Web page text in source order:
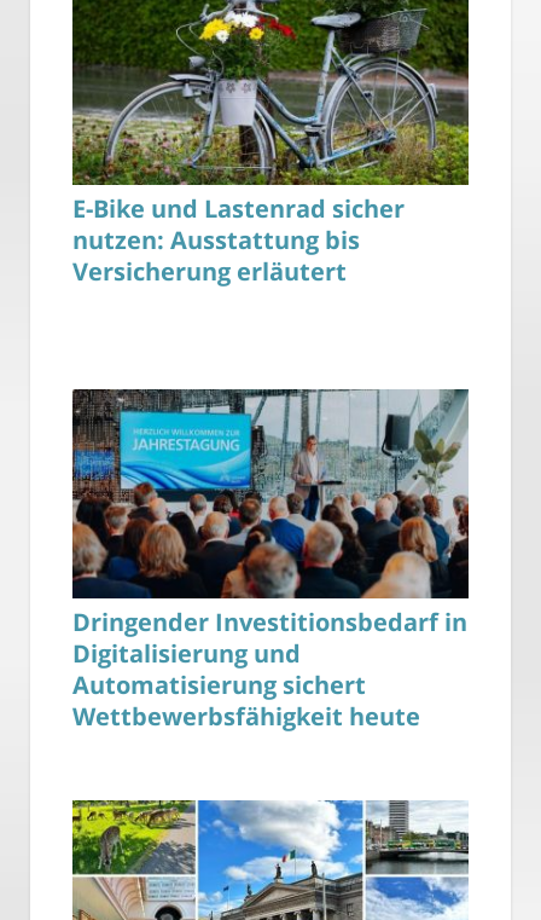
E-Bike und Lastenrad sicher
nutzen: Ausstattung bis
Versicherung erläutert
Dringender Investitionsbedarf in
Digitalisierung und
Automatisierung sichert
Wettbewerbsfähigkeit heute